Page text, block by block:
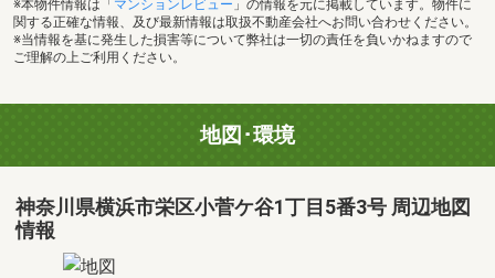
※本物件情報は「 マンションレビュー 」の情報を元に掲載しています。物件に
関する正確な情報、及び最新情報は取扱不動産会社へお問い合わせください。
※当情報を基に発生した損害等について弊社は一切の責任を負いかねますので
ご理解の上ご利用ください。
地図･環境
神奈川県横浜市栄区小菅ケ谷1丁目5番3号 周辺地図
情報